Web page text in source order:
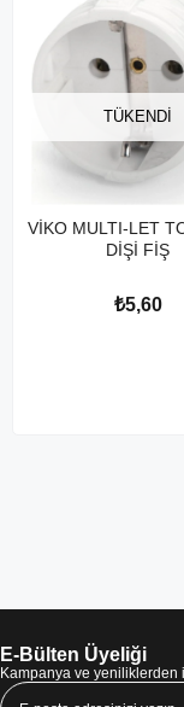
TÜKENDI
VİKO MULTI-LET
DİŞİ FİŞ
₺5,60
E-Bülten Üyeliği
Kampanya ve